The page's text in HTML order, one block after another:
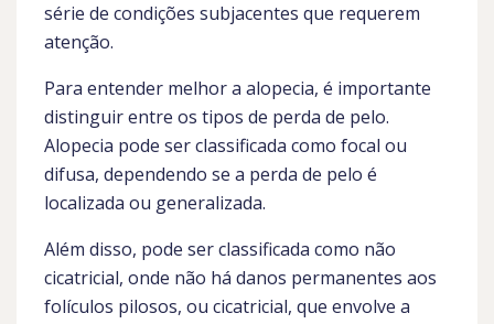
série de condições subjacentes que requerem
atenção.
Para entender melhor a alopecia, é importante
distinguir entre os tipos de perda de pelo.
Alopecia pode ser classificada como focal ou
difusa, dependendo se a perda de pelo é
localizada ou generalizada.
Além disso, pode ser classificada como não
cicatricial, onde não há danos permanentes aos
folículos pilosos, ou cicatricial, que envolve a